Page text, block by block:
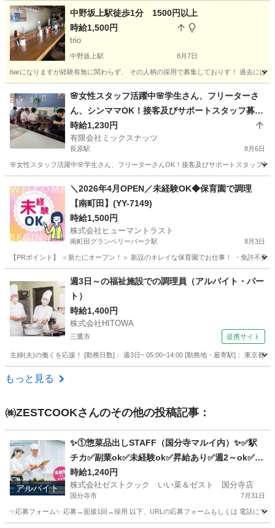
東京 新宿区 神楽坂駅 キッチン
中野坂上駅徒歩1分 1500円以上
時給1,500円
trio
中野坂上駅 8月7日
barになりますが経験有無に関わらず、 その人柄の採用で募集しておりす！ 過去には
中野坂上駅 飲食 ソムリエ
🌸女性スタッフ活躍中🌸学生さん、フリーターさ
ん、シンママOK！接客及びサポートスタッフ募
集！
時給1,230円
有限会社ミックスナッツ
長原駅 8月6日
🌸女性スタッフ活躍中🌸学生さん、フリーターさんOK！接客及びサポートスタッフ
カフェ スタッフ
＼2026年4月OPEN／未経験OK◆保育園で調理
【南町田】(YY-7149)
時給1,500円
株式会社ヒューマントラスト
南町田グランベリーパーク駅 8月3日
【PRポイント】 ＜新たにオープン！＞ 新設のキレイな保育園でお仕事！ ・免許不
南町田グランベリーパーク駅 キッチン
週3日～の福祉施設での調理員（アルバイト・パー
ト）
時給1,400円
株式会社HITOWA
三鷹市 提携サイト
主婦(夫)の働くを応援！ [勤務日数]： 週3日~ 05:00~14:00 [勤務地・最寄駅]： 東京都
東京 三鷹市
もっと見る
㈱ZESTCOOKさんのその他の投稿記事：
アルバイト
✨①惣菜品出しSTAFF（国分寺マルイ内）✨✅駅
チカ✅副業ok✅未経験ok✅昇給あり✅週2～ok✅扶
養内ok
時給1,240円
株式会社ゼストクック いい菜＆ゼスト 国分寺店
国分寺市 7月31日
✨応募フォーム✨ 応募→面接1回→採用 以下、URLの応募フォームもしくは 電話にて